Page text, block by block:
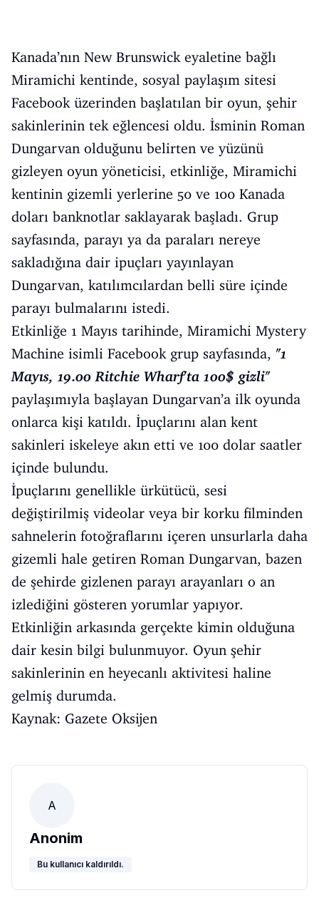
Kanada’nın New Brunswick eyaletine bağlı
Miramichi kentinde, sosyal paylaşım sitesi
Facebook üzerinden başlatılan bir oyun, şehir
sakinlerinin tek eğlencesi oldu. İsminin Roman
Dungarvan olduğunu belirten ve yüzünü
gizleyen oyun yöneticisi, etkinliğe, Miramichi
kentinin gizemli yerlerine 50 ve 100 Kanada
doları banknotlar saklayarak başladı. Grup
sayfasında, parayı ya da paraları nereye
sakladığına dair ipuçları yayınlayan
Dungarvan, katılımcılardan belli süre içinde
parayı bulmalarını istedi.
Etkinliğe 1 Mayıs tarihinde, Miramichi Mystery
Machine isimli Facebook grup sayfasında, "1
Mayıs, 19.00 Ritchie Wharf'ta 100$ gizli"
paylaşımıyla başlayan Dungarvan’a ilk oyunda
onlarca kişi katıldı. İpuçlarını alan kent
sakinleri iskeleye akın etti ve 100 dolar saatler
içinde bulundu.
İpuçlarını genellikle ürkütücü, sesi
değiştirilmiş videolar veya bir korku filminden
sahnelerin fotoğraflarını içeren unsurlarla daha
gizemli hale getiren Roman Dungarvan, bazen
de şehirde gizlenen parayı arayanları o an
izlediğini gösteren yorumlar yapıyor.
Etkinliğin arkasında gerçekte kimin olduğuna
dair kesin bilgi bulunmuyor. Oyun şehir
sakinlerinin en heyecanlı aktivitesi haline
gelmiş durumda.
Kaynak: Gazete Oksijen
A
Anonim
Bu kullanıcı kaldırıldı.